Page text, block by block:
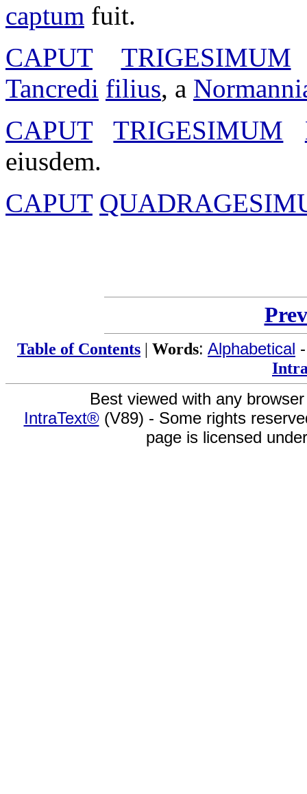
captum fuit.
CAPUT
TRIGESIMUM
Tancredi filius, a
CAPUT
TRIGESIMUM
eiusdem.
CAPUT
Table of Contents | Words: Alphabetical
Best viewed with any
IntraText®(V89) - Some rights
page is licensed